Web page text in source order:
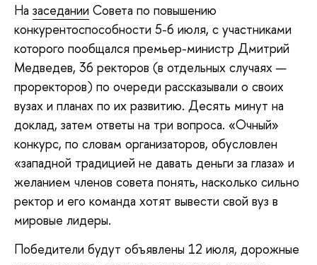
На заседании Совета по повышению
конкурентоспособности 5-6 июля, с участниками
которого пообщался премьер-министр Дмитрий
Медведев, 36 ректоров (в отдельных случаях —
проректоров) по очереди рассказывали о своих
вузах и планах по их развитию. Десять минут на
доклад, затем ответы на три вопроса. «Очный»
конкурс, по словам организаторов, обусловлен
«западной традицией не давать деньги за глаза» и
желанием членов совета понять, насколько сильно
ректор и его команда хотят вывести свой вуз в
мировые лидеры.
Победители будут объявлены 12 июля, дорожные